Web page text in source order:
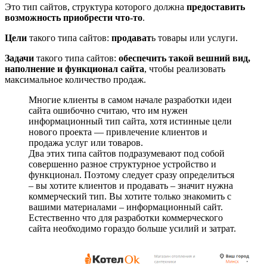
Это тип сайтов, структура которого должна предоставить
возможность приобрести что-то.
Цели такого типа сайтов: продавать товары или услуги.
Задачи такого типа сайтов: обеспечить такой вешний вид,
наполнение и функционал сайта, чтобы реализовать
максимальное количество продаж.
Многие клиенты в самом начале разработки идеи
сайта ошибочно считаю, что им нужен
информационный тип сайта, хотя истинные цели
нового проекта — привлечение клиентов и
продажа услуг или товаров.
Два этих типа сайтов подразумевают под собой
совершенно разное структурное устройство и
функционал. Поэтому следует сразу определиться
– вы хотите клиентов и продавать – значит нужна
коммерческий тип. Вы хотите только знакомить с
вашими материалами – информационный сайт.
Естественно что для разработки коммерческого
сайта необходимо гораздо больше усилий и затрат.